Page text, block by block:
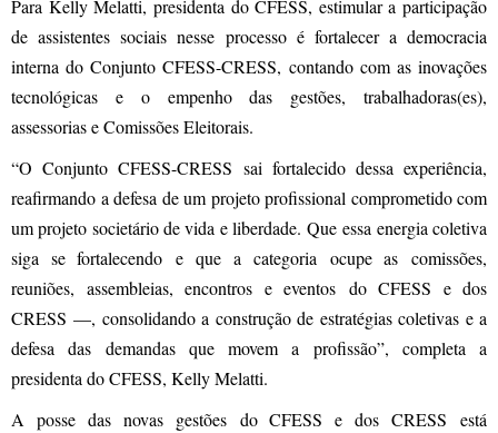
Para Kelly Melatti, presidenta do CFESS, estimular a participação
de assistentes sociais nesse processo é fortalecer a democracia
interna do Conjunto CFESS-CRESS, contando com as inovações
tecnológicas e o empenho das gestões, trabalhadoras(es),
assessorias e Comissões Eleitorais.
“O Conjunto CFESS-CRESS sai fortalecido dessa experiência,
reafirmando a defesa de um projeto profissional comprometido com
um projeto societário de vida e liberdade. Que essa energia coletiva
siga se fortalecendo e que a categoria ocupe as comissões,
reuniões, assembleias, encontros e eventos do CFESS e dos
CRESS —, consolidando a construção de estratégias coletivas e a
defesa das demandas que movem a profissão”, completa a
presidenta do CFESS, Kelly Melatti.
A posse das novas gestões do CFESS e dos CRESS está